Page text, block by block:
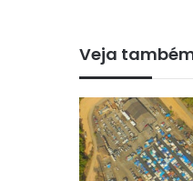
Veja